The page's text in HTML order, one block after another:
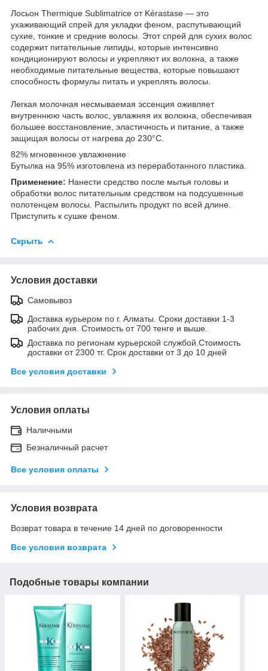
Лосьон Thermique Sublimatrice от Kérastase — это
ухаживающий спрей для укладки феном, распутывающий
сухие, тонкие и средние волосы. Этот спрей для сухих волос
содержит питательные липиды, которые интенсивно
кондиционируют волосы и укрепляют их волокна, а также
необходимые питательные вещества, которые повышают
способность формулы питать и укреплять волосы.
Легкая молочная несмываемая эссенция оживляет
внутреннюю часть волос, увлажняя их волокна, обеспечивая
большее восстановление, эластичность и питание, а также
защищая волосы от нагрева до 230°C.
82% мгновенное увлажнение
Бутылка на 95% изготовлена ​​из переработанного пластика.
Применение: Нанести средство после мытья головы и
обработки волос питательным средством на подсушенные
полотенцем волосы. Распылить продукт по всей длине.
Приступить к сушке феном.
Скрыть
Условия доставки
Самовывоз
Доставка курьером по г. Алматы. Сроки доставки 1-3
рабочих дня. Стоимость от 700 тенге и выше.
Доставка по регионам курьерской службой.Стоимость
доставки от 2300 тг. Срок доставки от 3 до 10 дней
Все условия доставки
Условия оплаты
Наличными
Безналичный расчет
Все условия оплаты
Условия возврата
Возврат товара в течение 14 дней по договоренности
Все условия возврата
Подобные товары компании